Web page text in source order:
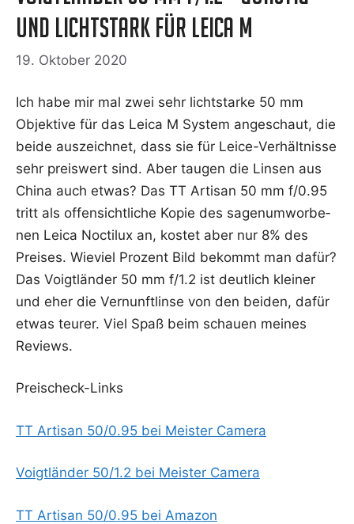
und lichtstark für Leica M
19. Oktober 2020
Ich habe mir mal zwei sehr licht­star­ke 50 mm
Objek­ti­ve für das Lei­ca M Sys­tem ange­schaut, die
bei­de aus­zeich­net, dass sie für Lei­ce-Ver­hält­nis­se
sehr preis­wert sind. Aber tau­gen die Lin­sen aus
Chi­na auch etwas? Das TT Arti­san 50 mm f/0.95
tritt als offen­sicht­li­che Kopie des sagen­um­wor­be­
nen Lei­ca Noc­ti­lux an, kos­tet aber nur 8% des
Prei­ses. Wie­viel Pro­zent Bild bekommt man dafür?
Das Voigt­län­der 50 mm f/1.2 ist deut­lich klei­ner
und eher die Ver­nunft­lin­se von den bei­den, dafür
etwas teu­rer. Viel Spaß beim schau­en mei­nes
Reviews.
Preis­check-Links
TT Arti­san 50/0.95 bei Meis­ter Camera
Voigt­län­der 50/1.2 bei Meis­ter Camera
TT Arti­san 50/0.95 bei Amazon